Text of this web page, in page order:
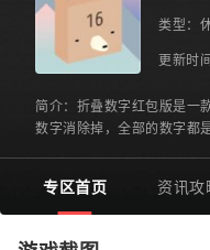
类型：
更新时
简介：折叠数字红包版是一
数字消除掉，全部的数字都
专区首页 资讯攻